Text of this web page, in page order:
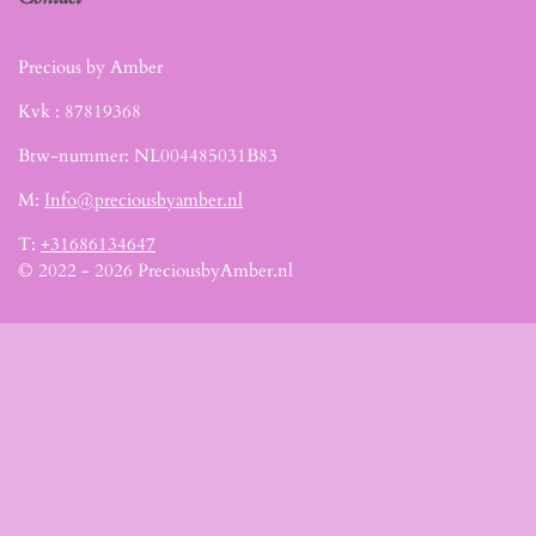
Precious by Amber
Kvk : 87819368
Btw-nummer: NL004485031B83
M: Info@preciousbyamber.nl
T: +31686134647
© 2022 - 2026 PreciousbyAmber.nl